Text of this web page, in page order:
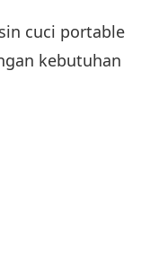
cuci portable
kebutuhan